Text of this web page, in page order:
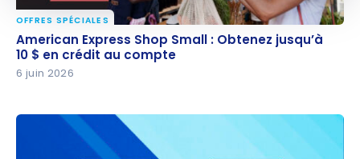
American Express Shop Small : Obtenez jusqu’à 10 $
en crédit au compte
OFFRES SPÉCIALES
American Express Shop Small : Obtenez jusqu’à
10 $ en crédit au compte
6 juin 2026